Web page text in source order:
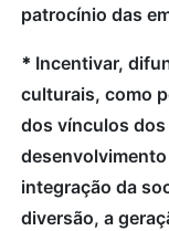
patrocínio das
* Incentivar,
culturais, como
dos vínculos
integração da
diversão, a